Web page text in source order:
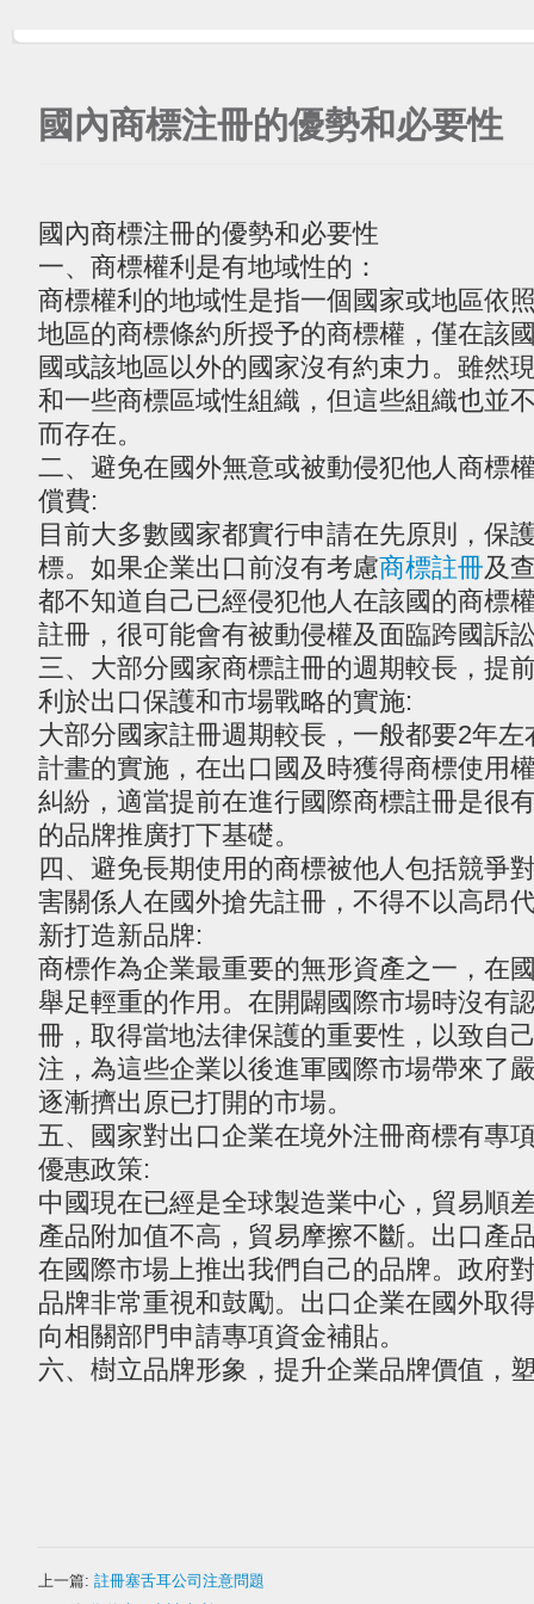
國內商標注冊的優勢和必要性
國內商標注冊的優勢和必要性
一、商標權利是有地域性的：
商標權利的地域性是指一個國家或地區依
地區的商標條約所授予的商標權，僅在該
國或該地區以外的國家沒有約束力。雖然
和一些商標區域性組織，但這些組織也並
而存在。
二、避免在國外無意或被動侵犯他人商標
償費:
目前大多數國家都實行申請在先原則，保
標。如果企業出口前沒有考慮商標註冊及
都不知道自己已經侵犯他人在該國的商標
註冊，很可能會有被動侵權及面臨跨國訴
三、大部分國家商標註冊的週期較長，提
利於出口保護和市場戰略的實施:
大部分國家註冊週期較長，一般都要2年
計畫的實施，在出口國及時獲得商標使用
糾紛，適當提前在進行國際商標註冊是很
的品牌推廣打下基礎。
四、避免長期使用的商標被他人包括競爭
害關係人在國外搶先註冊，不得不以高昂
新打造新品牌:
商標作為企業最重要的無形資產之一，在
舉足輕重的作用。在開闢國際市場時沒有
冊，取得當地法律保護的重要性，以致自
注，為這些企業以後進軍國際市場帶來了
逐漸擠出原已打開的市場。
五、國家對出口企業在境外注冊商標有專
優惠政策:
中國現在已經是全球製造業中心，貿易順
產品附加值不高，貿易摩擦不斷。出口產
在國際市場上推出我們自己的品牌。政府
品牌非常重視和鼓勵。出口企業在國外取
向相關部門申請專項資金補貼。
六、樹立品牌形象，提升企業品牌價值，
上一篇: 註冊塞舌耳公司注意問題